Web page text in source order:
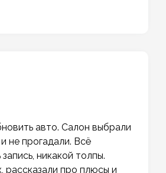
авто. Салон выбрали
не прогадали. Всё
никакой толпы.
рассказали про плюсы и